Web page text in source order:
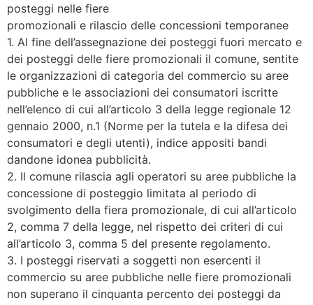
posteggi nelle fiere
promozionali e rilascio delle concessioni temporanee
1. Al fine dell’assegnazione dei posteggi fuori mercato e
dei posteggi delle fiere promozionali il comune, sentite
le organizzazioni di categoria del commercio su aree
pubbliche e le associazioni dei consumatori iscritte
nell’elenco di cui all’articolo 3 della legge regionale 12
gennaio 2000, n.1 (Norme per la tutela e la difesa dei
consumatori e degli utenti), indice appositi bandi
dandone idonea pubblicità.
2. Il comune rilascia agli operatori su aree pubbliche la
concessione di posteggio limitata al periodo di
svolgimento della fiera promozionale, di cui all’articolo
2, comma 7 della legge, nel rispetto dei criteri di cui
all’articolo 3, comma 5 del presente regolamento.
3. I posteggi riservati a soggetti non esercenti il
commercio su aree pubbliche nelle fiere promozionali
non superano il cinquanta percento dei posteggi da